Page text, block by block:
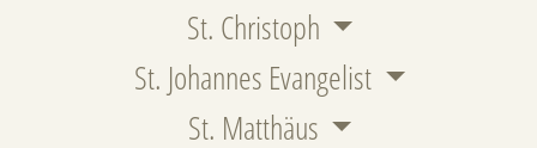
St. Christoph
St. Johannes Evangelist
St. Matthäus